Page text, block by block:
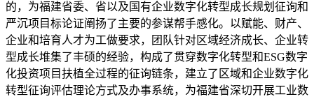
的，为福建省委、省以及国有企业数字化转型成长规划征询和
严沉项目标论证阐扬了主要的参谋帮手感化。以赋能、财产、
企业和培育人才为工做要求，团队针对区域经济成长、企业转
型成长堆集了丰硕的经验，构成了贯穿数字化转型和ESG数字
化投资项目扶植全过程的征询链条，建立了区域和企业数字化
转型征询评估理论方式及办事系统，为福建省深切开展工业数